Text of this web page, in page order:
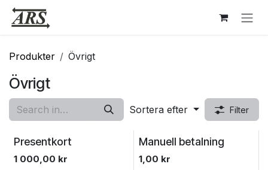
Hoppa till innehåll
Produkter Övrigt
Övrigt
Sortera efter Filter
Presentkort
1 000,00 kr
Manuell betalning
1,00 kr